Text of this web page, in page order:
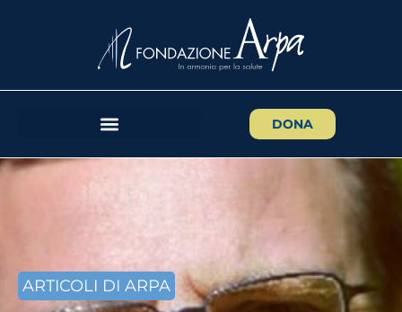
DONA
ARTICOLI DI ARPA